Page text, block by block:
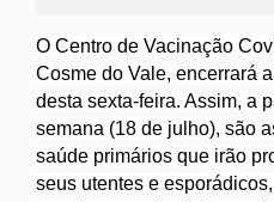
O Centro de Vacinação
Cosme do Vale, encerrará
desta sexta-feira. Assim, a
semana (18 de julho), são
saúde primários que irão
seus utentes e